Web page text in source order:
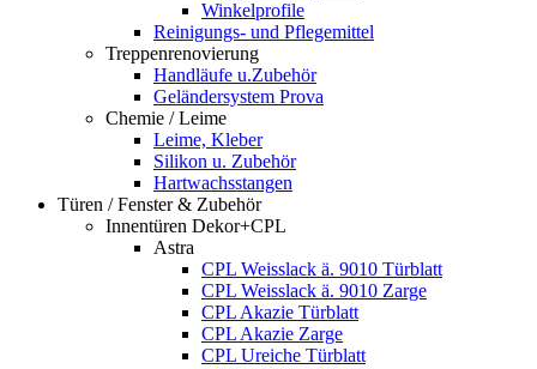
Winkelprofile
Reinigungs- und Pflegemittel
Treppenrenovierung
Handläufe u.Zubehör
Geländersystem Prova
Chemie / Leime
Leime, Kleber
Silikon u. Zubehör
Hartwachsstangen
Türen / Fenster & Zubehör
Innentüren Dekor+CPL
Astra
CPL Weisslack ä. 9010 Türblatt
CPL Weisslack ä. 9010 Zarge
CPL Akazie Türblatt
CPL Akazie Zarge
CPL Ureiche Türblatt